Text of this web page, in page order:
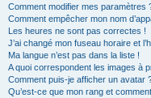
Comment modifier mes paramètres
Comment empêcher mon nom
Les heures ne sont pas correctes !
J’ai changé mon fuseau horaire et
Ma langue n’est pas dans la liste !
A quoi correspondent les images à
Comment puis-je afficher un avatar
Qu’est-ce que mon rang et